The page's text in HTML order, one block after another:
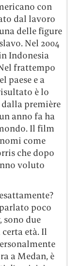
con
dal lavoro
delle figure
Nel 2004
Indonesia
frattempo
paese e a
è lo
première
anno fa ha
Il film
come
che dopo
voluto
esattamente?
poco
sono due
età. Il
a Medan, è